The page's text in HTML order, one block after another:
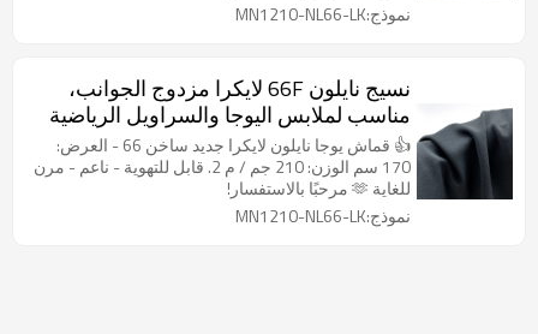
نموذج:MN1210-NL66-LK
نسيج نايلون 66F لايكرا مزدوج الجوانب،
مناسب لملابس اليوجا والسراويل الرياضية
واللياقة البدنية،
👍 قماش يوجا نايلون لايكرا جديد ساخن 66 - العرض:
170 سم الوزن: 210 جم / م 2. قابل للتهوية - ناعم - مرن
للغاية 🫶 مرحبًا بالاستفسار!
نموذج:MN1210-NL66-LK